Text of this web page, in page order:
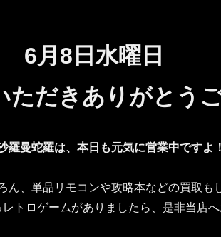
6月8 日水曜日
ただきありがとう
羅曼蛇羅は、本日も元気に営業中ですよ
ん、単品リモコンや攻略本などの買取も
トロゲームがありましたら、是非当店